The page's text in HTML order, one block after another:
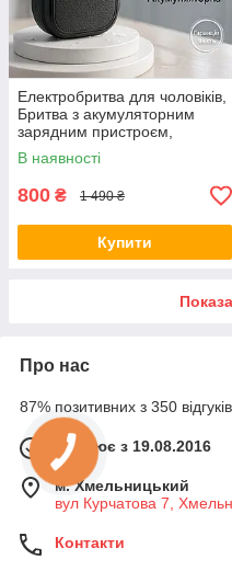
Електробритва для чоловіків,
Бритва з акумуляторним
зарядним пристроєм,
Портативна професійна
бритва EG-22
В наявності
800 ₴ 1 490 ₴
Купити
Про нас
87% позитивних з 350
Працює з 19.08.2016
м. Хмельницький
вул Курчатова 7,
Контакти